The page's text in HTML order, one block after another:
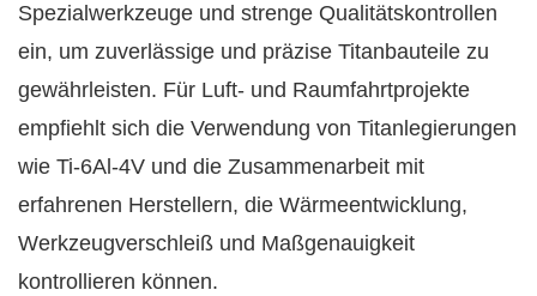
Spezialwerkzeuge und strenge Qualitätskontrollen
ein, um zuverlässige und präzise Titanbauteile zu
gewährleisten. Für Luft- und Raumfahrtprojekte
empfiehlt sich die Verwendung von Titanlegierungen
wie Ti-6Al-4V und die Zusammenarbeit mit
erfahrenen Herstellern, die Wärmeentwicklung,
Werkzeugverschleiß und Maßgenauigkeit
kontrollieren können.